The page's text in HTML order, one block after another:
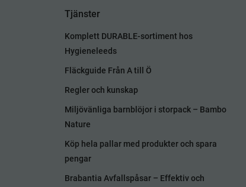
Tjänster
Komplett DURABLE-sortiment hos
Hygieneleeds
Fläckguide Från A till Ö
Regler och kunskap
Miljövänliga barnblöjor i storpack – Bambo
Nature
Köp hela pallar med produkter och spara
pengar
Brabantia Avfallspåsar – Effektiv och